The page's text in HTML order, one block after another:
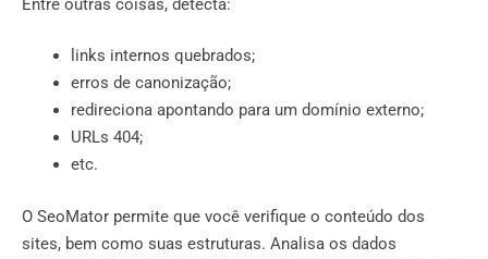
Entre outras coisas, detecta:
links internos quebrados;
erros de canonização;
redireciona apontando para um domínio externo;
URLs 404;
etc.
O SeoMator permite que você verifique o conteúdo dos
sites, bem como suas estruturas. Analisa os dados